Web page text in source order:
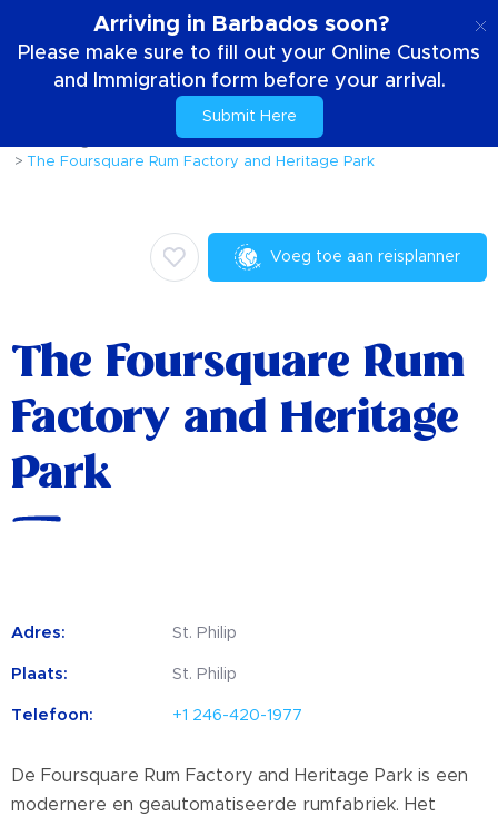
Arriving in Barbados soon?
Please make sure to fill out your Online Customs
and Immigration form before your arrival.
Submit Here
Dingen om te doen
Activiteiten en attracties
The Foursquare Rum Factory and Heritage Park
Voeg toe aan reisplanner
The Foursquare Rum
Factory and Heritage
Park
Adres: St. Philip
Plaats: St. Philip
Telefoon: +1 246-420-1977
De Foursquare Rum Factory and Heritage Park is een
modernere en geautomatiseerde rumfabriek. Het